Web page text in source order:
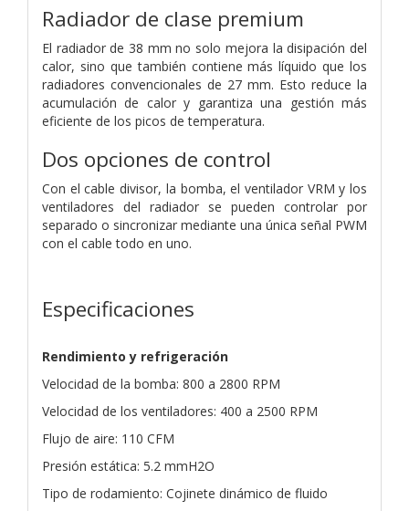
Radiador de clase premium
El radiador de 38 mm no solo mejora la disipación del
calor, sino que también contiene más líquido que los
radiadores convencionales de 27 mm. Esto reduce la
acumulación de calor y garantiza una gestión más
eficiente de los picos de temperatura.
Dos opciones de control
Con el cable divisor, la bomba, el ventilador VRM y los
ventiladores del radiador se pueden controlar por
separado o sincronizar mediante una única señal PWM
con el cable todo en uno.
Especificaciones
Rendimiento y refrigeración
Velocidad de la bomba: 800 a 2800 RPM
Velocidad de los ventiladores: 400 a 2500 RPM
Flujo de aire: 110 CFM
Presión estática: 5.2 mmH2O
Tipo de rodamiento: Cojinete dinámico de fluido